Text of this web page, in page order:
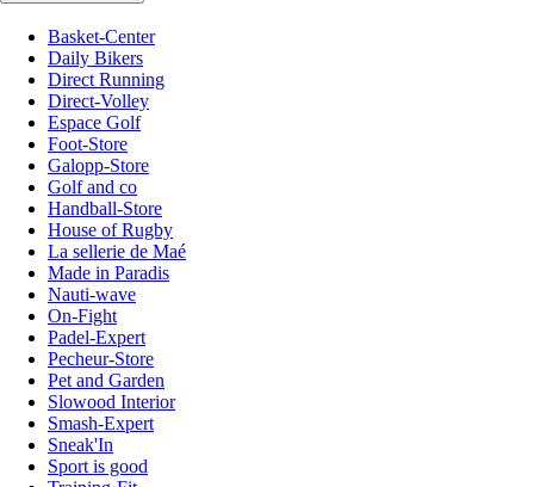
Basket-Center
Daily Bikers
Direct Running
Direct-Volley
Espace Golf
Foot-Store
Galopp-Store
Golf and co
Handball-Store
House of Rugby
La sellerie de Maé
Made in Paradis
Nauti-wave
On-Fight
Padel-Expert
Pecheur-Store
Pet and Garden
Slowood Interior
Smash-Expert
Sneak'In
Sport is good